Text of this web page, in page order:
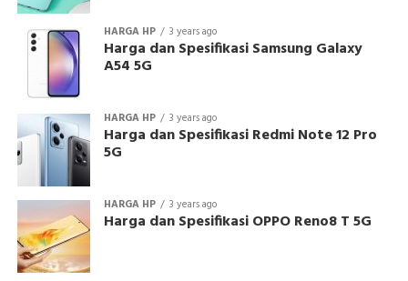
HARGA HP 3 years ago
Harga dan Spesifikasi Samsung Galaxy
A54 5G
HARGA HP 3 years ago
Harga dan Spesifikasi Redmi Note 12 Pro
5G
HARGA HP 3 years ago
Harga dan Spesifikasi OPPO Reno8 T 5G